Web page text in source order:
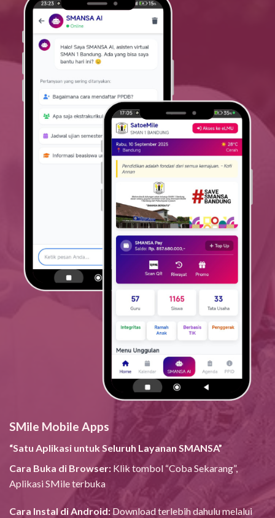
SMile Mobile Apps
“Satu Aplikasi untuk Seluruh Layanan SMANSA”
Cara Buka di Browser: Klik tombol “Coba Sekarang”,
Aplikasi SMile terbuka
Cara Instal di Android: Download terlebih dahulu melalui